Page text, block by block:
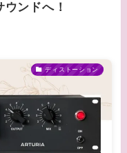
ンドへ！
ディストーション